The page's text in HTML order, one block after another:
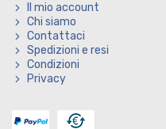
Il mio account
Chi siamo
Contattaci
Spedizioni e resi
Condizioni
Privacy